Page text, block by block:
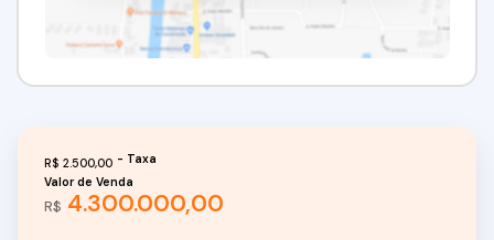
R$ 4.300.000,00
Valor de Venda
R$ 2.500,00